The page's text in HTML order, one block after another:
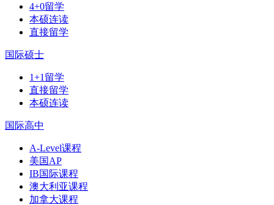
4+0留学
本硕连读
直接留学
国际硕士
1+1留学
直接留学
本硕连读
国际高中
A-Level课程
美国AP
IB国际课程
澳大利亚课程
加拿大课程